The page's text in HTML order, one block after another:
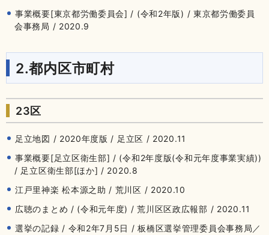
事業概要[東京都労働委員会] / (令和2年版) / 東京都労働委員
会事務局 / 2020.9
2.都内区市町村
23区
足立地図 / 2020年度版 / 足立区 / 2020.11
事業概要[足立区衛生部] / (令和2年度版(令和元年度事業実績))
/ 足立区衛生部[ほか] / 2020.8
江戸里神楽 松本源之助 / 荒川区 / 2020.10
広聴のまとめ / (令和元年度) / 荒川区区政広報部 / 2020.11
選挙の記録 / 令和2年7月5日 / 板橋区選挙管理委員会事務局／